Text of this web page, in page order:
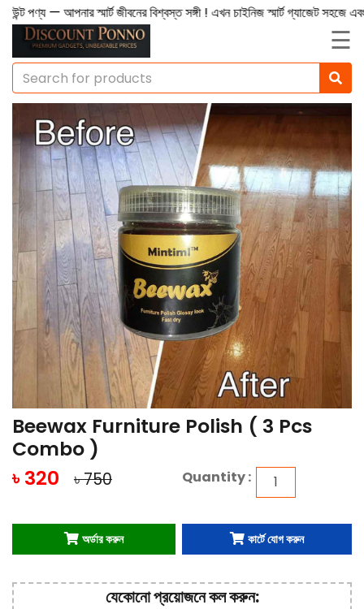
— আপনার স্মার্ট জীবনের বিশ্বস্ত সঙ্গী ! এখন চাইনিজ স্মার্ট গ্যাজেট সহজে এবং
☰
Health
Wellbing
Beauty
Essential
Gadgets
Torch
Light
Jewellery
Car
Accessories
LED
Lamp
Beewax Furniture Polish ( 3 Pcs
Combo )
৳ 320
৳750 Quantity :
কার্টে যোগ করুন
অর্ডার করুন
যেকোনো প্রয়োজনে কল করুন: